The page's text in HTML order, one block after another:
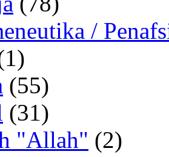
/
(55)
(31)
"Allah" (2)